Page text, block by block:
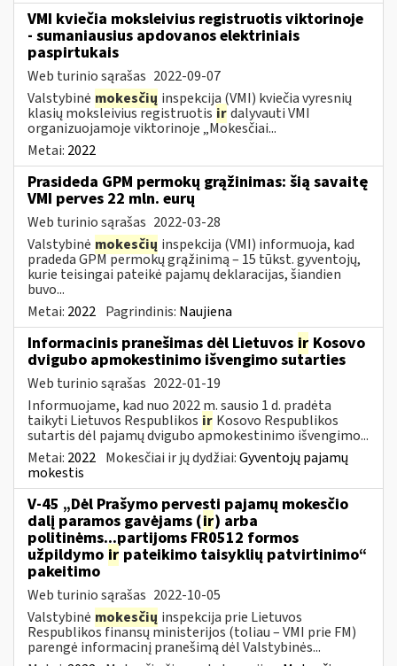
VMI kviečia moksleivius registruotis viktorinoje
- sumaniausius apdovanos elektriniais
paspirtukais
Web turinio sąrašas 2022-09-07
Valstybinė mokesčių inspekcija (VMI) kviečia vyresnių
klasių moksleivius registruotis irdalyvauti VMI
organizuojamoje viktorinoje „Mokesčiai...
Metai: 2022
Prasideda GPM permokų grąžinimas: šią savaitę
VMI perves 22 mln. eurų
Web turinio sąrašas 2022-03-28
Valstybinė mokesčių inspekcija (VMI) informuoja, kad
pradeda GPM permokų grąžinimą – 15 tūkst. gyventojų,
kurie teisingai pateikė pajamų deklaracijas, šiandien
buvo...
Metai: 2022 Pagrindinis: Naujiena
Informacinis pranešimas dėl Lietuvos ir Kosovo
dvigubo apmokestinimo išvengimo sutarties
Web turinio sąrašas 2022-01-19
Informuojame, kad nuo 2022 m. sausio 1 d. pradėta
taikyti Lietuvos Respublikos ir Kosovo Respublikos
sutartis dėl pajamų dvigubo apmokestinimo išvengimo...
Metai: 2022 Mokesčiai ir jų dydžiai:Gyventojų pajamų
mokestis
V-45 „Dėl Prašymo pervesti pajamų mokesčio
dalį paramos gavėjams (ir) arba
politinėms...partijoms FR0512 formos
užpildymo ir pateikimo taisyklių patvirtinimo“
pakeitimo
Web turinio sąrašas 2022-10-05
Valstybinė mokesčių inspekcija prie Lietuvos
Respublikos finansų ministerijos (toliau – VMI prie FM)
parengė informacinį pranešimą dėl Valstybinės...